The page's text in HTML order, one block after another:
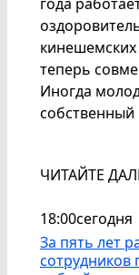
теперь
Иногда
собственный
ЧИТАЙТЕ
18:00сегодня
За пять лет
сотрудников